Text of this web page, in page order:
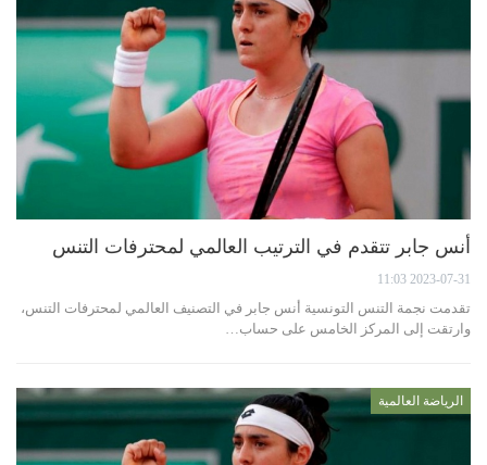
أنس جابر تتقدم في الترتيب العالمي لمحترفات التنس
2023-07-31 11:03
تقدمت نجمة التنس التونسية أنس جابر في التصنيف العالمي لمحترفات التنس،
وارتقت إلى المركز الخامس على حساب…
الرياضة العالمية